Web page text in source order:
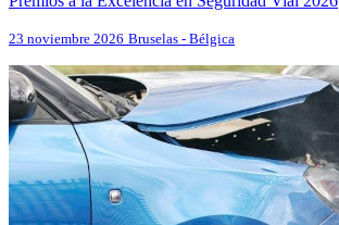
23 noviembre 2026 Bruselas - Bélgica